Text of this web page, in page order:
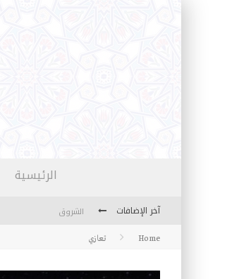
الرئيسية
آخر الإضافات
الشروق
تضحيات خدام الإسلام
Home تعازي